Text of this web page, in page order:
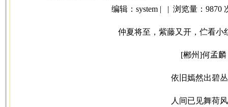
编辑：system | | 浏览量：9870
仲夏将至，紫藤又开，伫看小
[郴州]何孟麟
依旧嫣然出碧
人间已见舞荷